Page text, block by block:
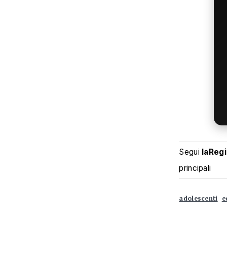
Segui
principali
adolescenti